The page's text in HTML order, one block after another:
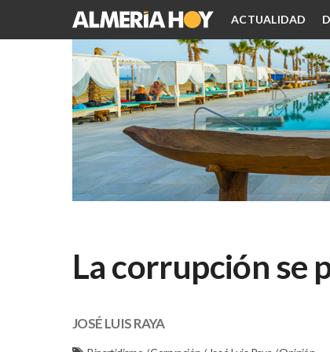
ACTUALIDAD
La corrupción se
JOSÉ LUIS RAYA